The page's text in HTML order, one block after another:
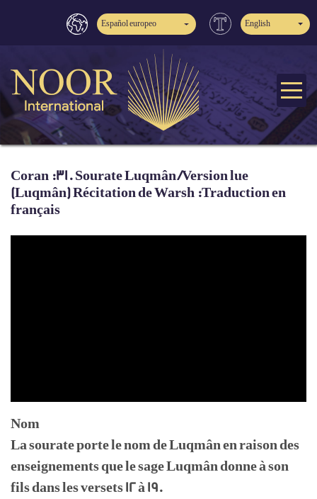
Español europeo English
Coran :31. Sourate Luqmân /Version lue
(Luqmân) Récitation de Warsh :Traduction en
français
Nom
La sourate porte le nom de Luqmân en raison des
enseignements que le sage Luqmân donne à son
fils dans les versets 12 à 19.